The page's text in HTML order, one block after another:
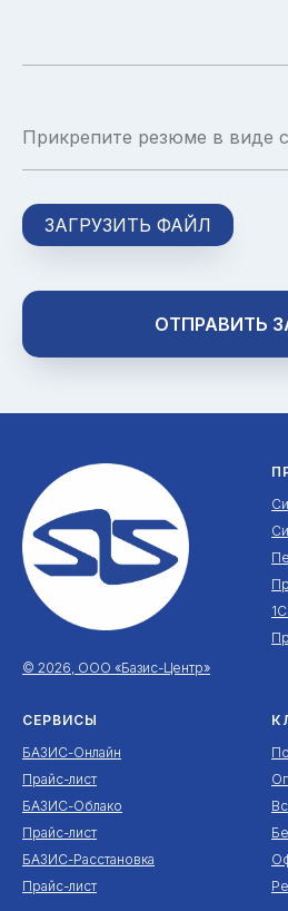
ЗАГРУЗИТЬ ФАЙЛ
ОТПРАВИТЬ
© 2026, ООО «Базис-Центр»
СЕРВИСЫ
БАЗИС-Онлайн
Прайс-лист
БАЗИС-Облако
Прайс-лист
БАЗИС-Расстановка
Прайс-лист